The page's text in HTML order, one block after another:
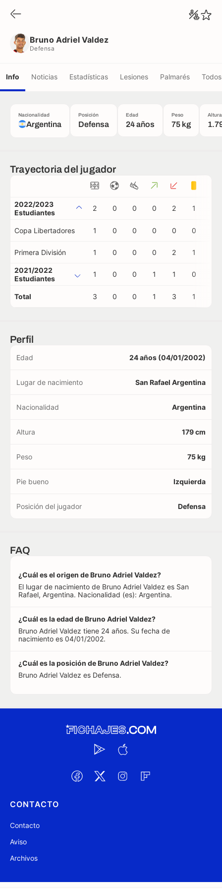
Bruno Adriel Valdez
Defensa
Info Noticias Estadísticas Lesiones Palmarés
Nacionalidad
Argentina
Posición
Defensa
Edad
24 años
Peso
75 kg
Altura
Trayectoria del jugador
2022/2023
Estudiantes
2 0 0 0 2 1
Copa Libertadores 1 0 0 0 0 0
Primera División 1 0 0 0 2 1
2021/2022
Estudiantes
1 0 0 1 1 0
Total 3 0 0 1 3 1
Perfil
Edad 24 años (04/01/2002)
Lugar de nacimiento San Rafael Argentina
Nacionalidad Argentina
Altura 179 cm
Peso 75 kg
Pie bueno Izquierda
Posición del jugador Defensa
FAQ
¿Cuál es el origen de Bruno Adriel Valdez?
El lugar de nacimiento de Bruno Adriel Valdez es San
Rafael, Argentina. Nacionalidad (es): Argentina.
¿Cuál es la edad de Bruno Adriel Valdez?
Bruno Adriel Valdez tiene 24 años. Su fecha de
nacimiento es 04/01/2002.
¿Cuál es la posición de Bruno Adriel Valdez?
Bruno Adriel Valdez es Defensa.
CONTACTO
Contacto
Aviso
Archivos